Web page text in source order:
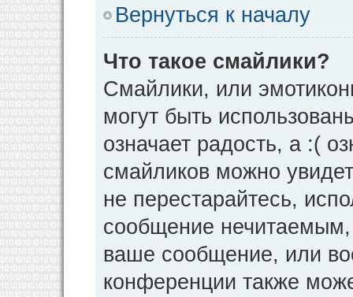
Вернуться к началу
Что такое смайлики?
Смайлики, или
могут быть
означает радость, а :(
смайликов можно
не перестарайтесь,
сообщение нечитаемым,
ваше сообщение, или
конференции также